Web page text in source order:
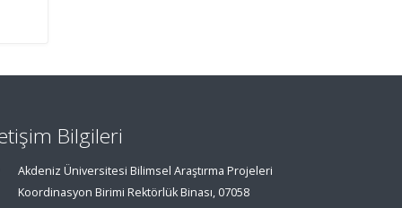
Bilgileri
Akdeniz Üniversitesi Bilimsel Araştırma Projeleri
Koordinasyon Birimi Rektörlük Binası, 07058